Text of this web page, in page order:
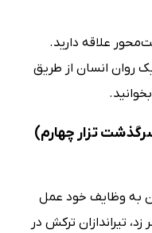
علاقه دارید.
روان انسان از طریق
تزار چهارم)
به وظایف خود عمل
تیراندازان ترکش در